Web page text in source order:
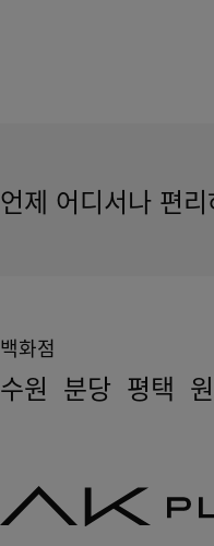
언제 어디서나 편
백화점
수원 분당 평택
PLAZA